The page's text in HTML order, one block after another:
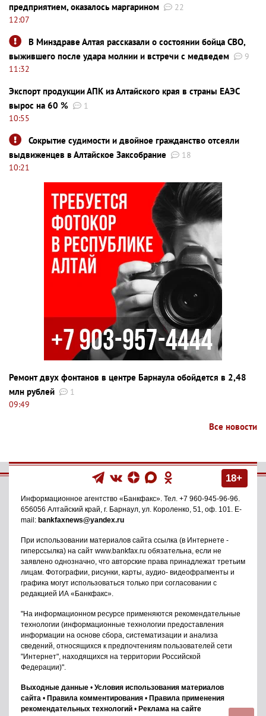
предприятием, оказалось маргарином
22
12:07
В Минздраве Алтая рассказали о состоянии бойца СВО,
выжившего после удара молнии и встречи с медведем
9
11:32
Экспорт продукции АПК из Алтайского края в страны ЕАЭС
вырос на 60 %
1
10:55
Сокрытие судимости и двойное гражданство отсеяли
выдвиженцев в Алтайское Заксобрание
18
10:21
Ремонт двух фонтанов в центре Барнаула обойдется в 2,48
млн рублей
1
09:49
Все новости
18+
Информационное агентство «Банкфакс» . Тел. +7 960-945-96-96
656056 Алтайский край, г. Барнаул ул. Короленко, 51, оф. 101
. E-
mail: bankfaxnews@yandex.ru
При использовании материалов сайта ссылка (в Интернете -
гиперссылка) на сайт www.bankfax.ru обязательна, если не
заявлено однозначно, что авторские права принадлежат третьим
лицам. Фотографии, рисунки, карты, аудио- видеофрагменты и
графика могут использоваться только при согласовании с
редакцией ИА «Банкфакс».
"На информационном ресурсе применяются рекомендательные
технологии (информационные технологии предоставления
информации на основе сбора, систематизации и анализа
сведений, относящихся к предпочтениям пользователей сети
"Интернет", находящихся на территории Российской
Федерации)".
Выходные данные • Условия использования материалов
сайта • Правила комментирования • Правила применения
рекомендательных технологий • Реклама на сайте